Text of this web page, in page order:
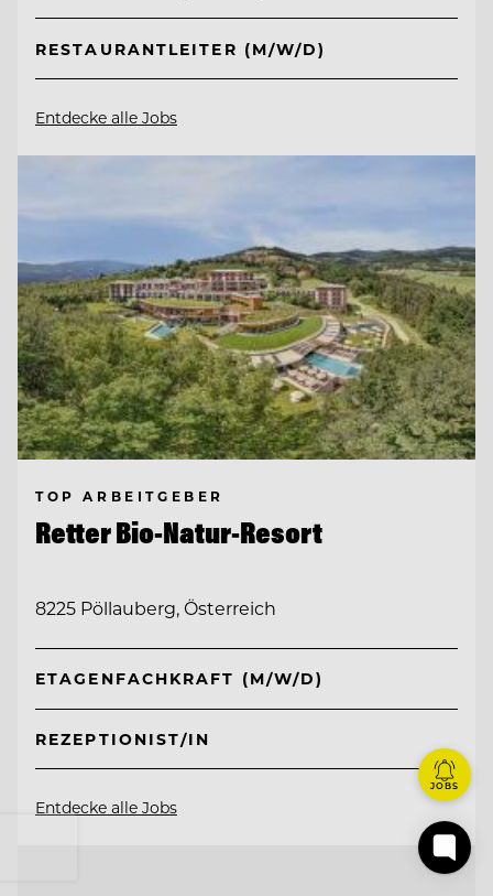
RESTAURANTLEITER (M/W/D)
Entdecke alle Jobs
TOP ARBEITGEBER
Retter Bio-Natur-Resort
8225 Pöllauberg, Österreich
ETAGENFACHKRAFT (M/W/D)
REZEPTIONIST/IN
Entdecke alle Jobs
JOBS